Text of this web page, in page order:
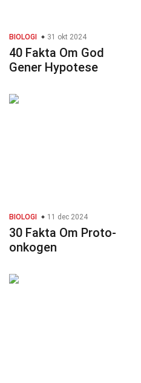
BIOLOGI 31 okt 2024
40 Fakta Om God
Gener Hypotese
BIOLOGI 11 dec 2024
30 Fakta Om Proto-
onkogen